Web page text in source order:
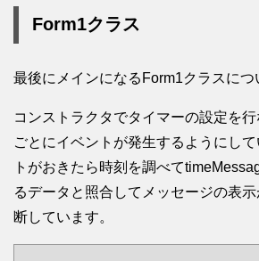
Form1クラス
最後にメインになるForm1クラスにつ
コンストラクタでタイマーの設定を
ごとにイベントが発生するようにし
トがおきたら時刻を調べて
るデータと照合してメッセージの表
断しています。